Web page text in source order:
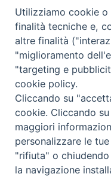
GRAZIE
Copyright 2026 ©
Utilizziamo cookie
finalità tecniche e,
altre finalità
"miglioramento
"targeting e
cookie policy.
Cliccando su
cookie. Cliccando
maggiori
personalizzare le
"rifiuta" o
la navigazione